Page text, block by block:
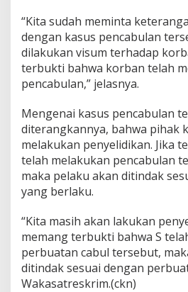
“Kita sudah meminta
dengan kasus pencabulan
dilakukan visum terhadap
terbukti bahwa korban telah
pencabulan,” jelasnya.
Mengenai kasus pencabulan
diterangkannya, bahwa pihak
melakukan penyelidikan. Jika
telah melakukan pencabulan
maka pelaku akan ditindak
yang berlaku.
“Kita masih akan lakukan
memang terbukti bahwa S
perbuatan cabul tersebut,
ditindak sesuai dengan
Wakasatreskrim.(ckn)